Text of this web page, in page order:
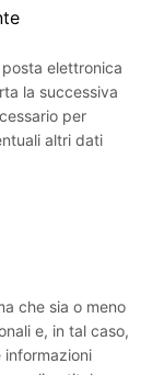
elettronica
la successiva
per
altri dati
che sia o meno
e, in tal caso,
informazioni